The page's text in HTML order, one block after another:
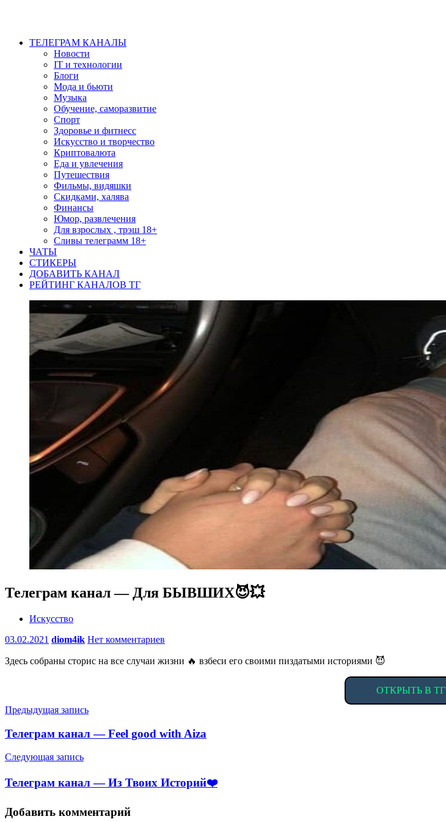
ТЕЛЕГРАМ КАНАЛЫ
Новости
IT и технологии
Блоги
Мода и бьюти
Музыка
Обучение, саморазвитие
Спорт
Здоровье и фитнесс
Искусство и творчество
Криптовалюта
Еда и увлечения
Путешествия
Фильмы, видяшки
Скидками, халява
Финансы
Юмор, развлечения
Для взрослых , трэш 18+
Сливы телеграмм 18+
ЧАТЫ
СТИКЕРЫ
ДОБАВИТЬ КАНАЛ
РЕЙТИНГ КАНАЛОВ ТГ
Телеграм канал — Для БЫВШИХ😈💥
Искусство
03.02.2021 diom4ik Нет комментариев
Здесь собраны сторис на все случаи жизни 🔥 взбеси его своими пиздатыми историями 😈
ОТКРЫТЬ В ТГ
Навигация
по
записям
Предыдущая запись
Телеграм канал — Feel good with Aiza
Следующая запись
Телеграм канал — Из Твоих Историй❤️
Добавить комментарий